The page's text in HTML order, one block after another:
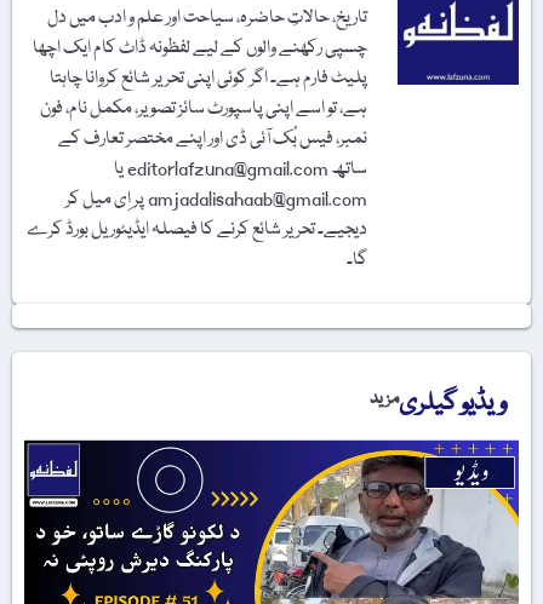
تاریخ، حالاتِ حاضرہ، سیاحت اور علم و ادب میں دل
چسپی رکھنے والوں کے لیے لفظونہ ڈاٹ کام ایک اچھا
پلیٹ فارم ہے۔ اگر کوئی اپنی تحریر شائع کروانا چاہتا
ہے، تو اسے اپنی پاسپورٹ سائز تصویر، مکمل نام، فون
نمبر، فیس بُک آئی ڈی اور اپنے مختصر تعارف کے
ساتھ editorlafzuna@gmail.com یا
amjadalisahaab@gmail.com پر اِی میل کر
دیجیے۔ تحریر شائع کرنے کا فیصلہ ایڈیٹوریل بورڈ کرے
گا۔
ویڈیو گیلریمزید